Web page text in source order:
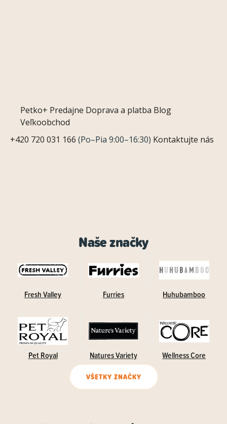
Petko+ Predajne Doprava a platba Blog
Veľkoobchod
+420 720 031 166 (Po–Pia 9:00–16:30) Kontaktujte nás
Naše značky
Fresh Valley Furries Huhubamboo
Pet Royal Natures Variety Wellness Core
VŠETKY ZNAČKY